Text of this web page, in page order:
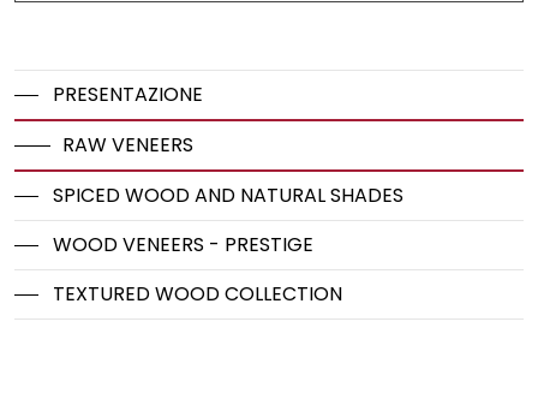
PRESENTAZIONE
RAW VENEERS
SPICED WOOD AND NATURAL SHADES
WOOD VENEERS - PRESTIGE
TEXTURED WOOD COLLECTION